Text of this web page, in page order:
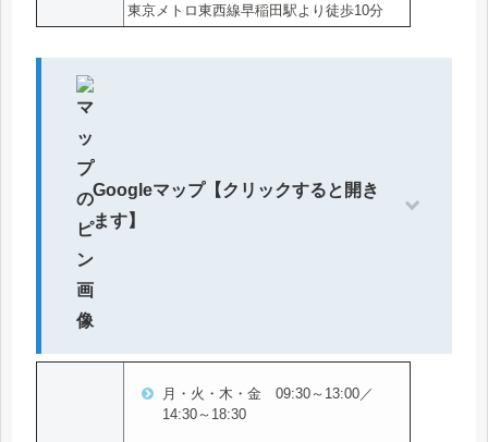
東京メトロ東西線早稲田駅より徒歩10分
Googleマップ【クリックすると開き
ます】
月・火・木・金 09:30～13:00／
14:30～18:30